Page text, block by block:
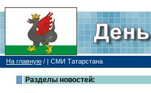
На главную / | СМИ Татарстана
Разделы новостей: